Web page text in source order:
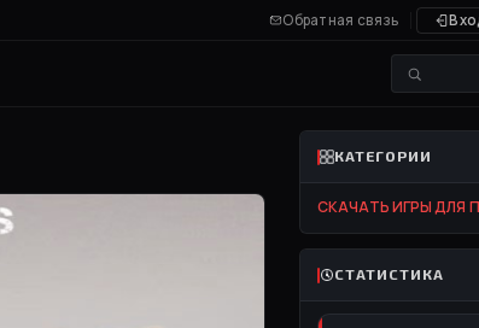
Обратная связь
КАТЕГОРИИ
СКАЧАТЬ ИГРЫ ДЛЯ
СТАТИСТИКА